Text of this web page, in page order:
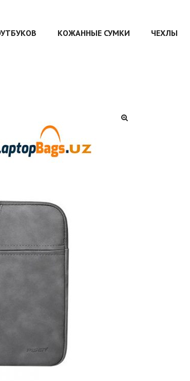
КОЖАННЫЕ СУМКИ ЧЕХЛЫ